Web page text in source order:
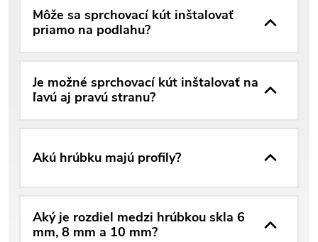
Môže sa sprchovací kút inštalovať
priamo na podlahu?
Je možné sprchovací kút inštalovať na
ľavú aj pravú stranu?
Akú hrúbku majú profily?
Aký je rozdiel medzi hrúbkou skla 6
mm, 8 mm a 10 mm?